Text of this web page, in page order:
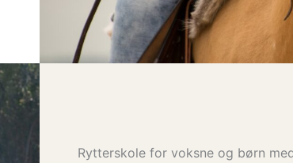
Rytterskole for voksne og børn